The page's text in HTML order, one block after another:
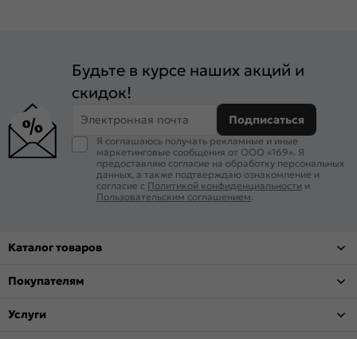
Будьте в курсе наших акций и
скидок!
Электронная почта Подписаться
Я соглашаюсь получать рекламные и иные
маркетинговые сообщения от ООО «169». Я
предоставляю согласие на обработку персональных
данных, а также подтверждаю ознакомление и
согласие с Политикой конфиденциальности и
Пользовательским соглашением
Каталог товаров
Покупателям
Услуги